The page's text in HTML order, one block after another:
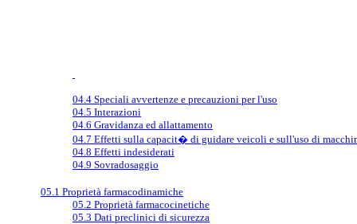
04.4 Speciali avvertenze e precauzioni per l'uso
04.5 Interazioni
04.6 Gravidanza ed allattamento
04.7 Effetti sulla capacit� di guidare veicoli e sull'uso di
04.8 Effetti indesiderati
04.9 Sovradosaggio
05.1 Proprietà farmacodinamiche
05.2 Proprietà farmacocinetiche
05.3 Dati preclinici di sicurezza